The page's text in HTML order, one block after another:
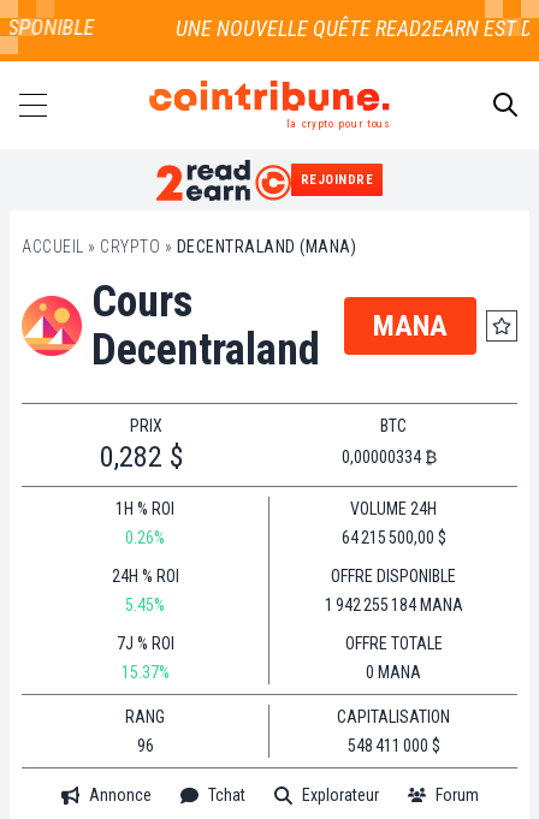
la crypto pour tous
REJOINDRE
ACCUEIL » CRYPTO » DECENTRALAND (MANA)
Cours
Decentraland
MANA
PRIX
0,282 $
BTC
0,00000334 ₿
1H % ROI
0.26%
24H % ROI
5.45%
7J % ROI
15.37%
VOLUME 24H
64 215 500,00 $
OFFRE DISPONIBLE
1 942 255 184 MANA
OFFRE TOTALE
0 MANA
RANG
96
CAPITALISATION
548 411 000 $
Annonce Tchat Explorateur Forum